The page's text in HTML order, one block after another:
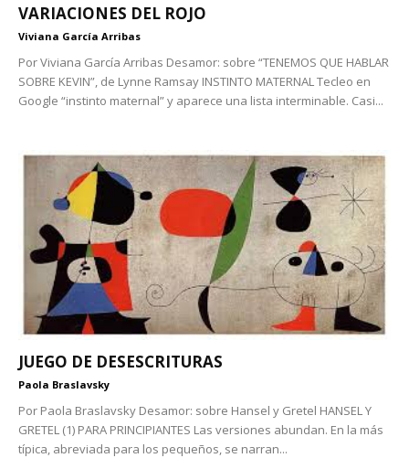
VARIACIONES DEL ROJO
Viviana García Arribas
Por Viviana García Arribas Desamor: sobre “TENEMOS QUE HABLAR
SOBRE KEVIN”, de Lynne Ramsay INSTINTO MATERNAL Tecleo en
Google “instinto maternal” y aparece una lista interminable. Casi...
JUEGO DE DESESCRITURAS
Paola Braslavsky
Por Paola Braslavsky Desamor: sobre Hansel y Gretel HANSEL Y
GRETEL (1) PARA PRINCIPIANTES Las versiones abundan. En la más
típica, abreviada para los pequeños, se narran...